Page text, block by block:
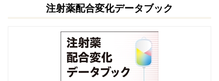
注射薬配合変化データブック